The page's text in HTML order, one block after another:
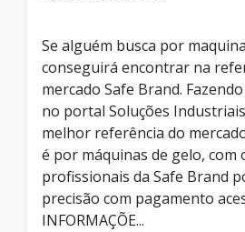
Se alguém busca por
conseguirá encontrar na
mercado Safe Brand.
no portal Soluções
melhor referência do
é por máquinas de gelo, com
profissionais da Safe Brand
precisão com pagamento
INFORMAÇÕE...